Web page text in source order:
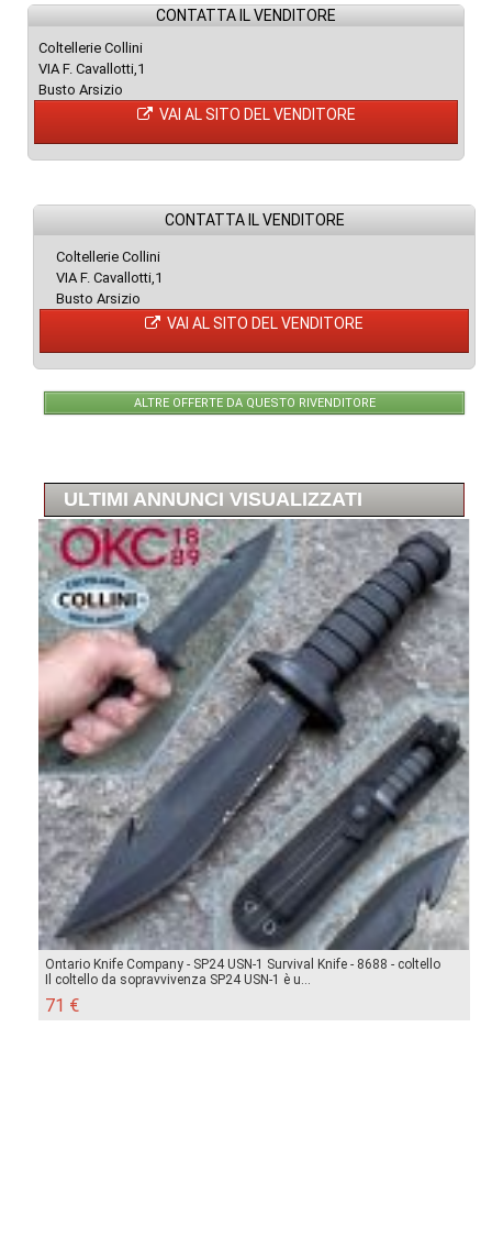
CONTATTA IL VENDITORE
Coltellerie Collini
VIA F. Cavallotti,1
Busto Arsizio
VAI AL SITO DEL VENDITORE
CONTATTA IL VENDITORE
Coltellerie Collini
VIA F. Cavallotti,1
Busto Arsizio
VAI AL SITO DEL VENDITORE
ALTRE OFFERTE DA QUESTO RIVENDITORE
ULTIMI ANNUNCI VISUALIZZATI
Ontario Knife Company - SP24 USN-1 Survival Knife - 8688 - coltello
Il coltello da sopravvivenza SP24 USN-1 è u...
71 €